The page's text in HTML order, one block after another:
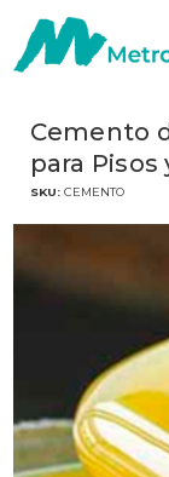
Cemento
para
SKU: CEMENTO